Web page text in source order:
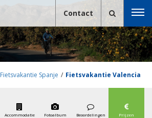
Contact
Fietsvakantie Spanje / Fietsvakantie Valencia
Accommodatie Fotoalbum Beoordelingen Prijzen